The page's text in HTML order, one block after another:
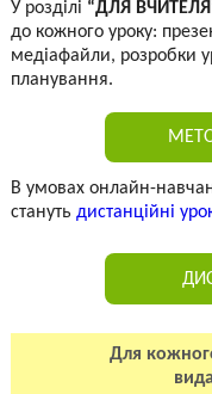
У розділі “ДЛЯ
до кожного уроку:
медіафайли, розробки
планування.
В умовах онлайн-
стануть дистанційні
Для